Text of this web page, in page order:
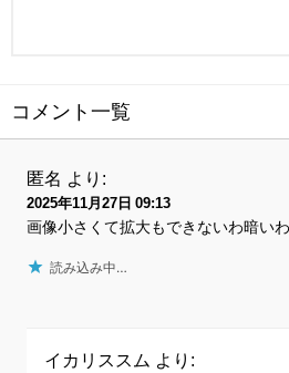
コメント一覧
匿名 より:
2025年11月27日 09:13
画像小さくて拡大もできないわ暗い
読み込み中…
イカリススム より: